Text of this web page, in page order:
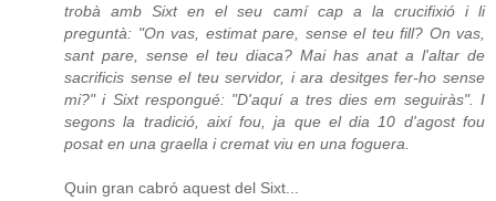
trobà amb Sixt en el seu camí cap a la crucifixió i li
preguntà: "On vas, estimat pare, sense el teu fill? On vas,
sant pare, sense el teu diaca? Mai has anat a l'altar de
sacrificis sense el teu servidor, i ara desitges fer-ho sense
mi?" i Sixt respongué: "D'aquí a tres dies em seguiràs". I
segons la tradició, així fou, ja que el dia 10 d'agost fou
posat en una graella i cremat viu en una foguera.
Quin gran cabró aquest del Sixt...